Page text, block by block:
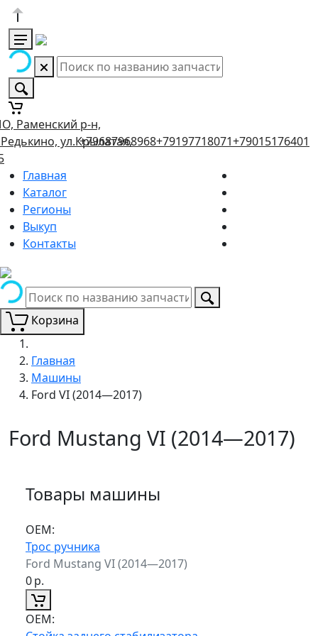
Раменский р-н,
ул.Крылатая,
+79687968968+79197718071+79015176401
Главная
Каталог
Регионы
Выкуп
Контакты
Корзина
Главная
Машины
Ford VI (2014—2017)
Ford Mustang VI (2014—2017)
Товары машины
ОЕМ:
Трос ручника
Ford Mustang VI (2014—2017)
0р.
ОЕМ: